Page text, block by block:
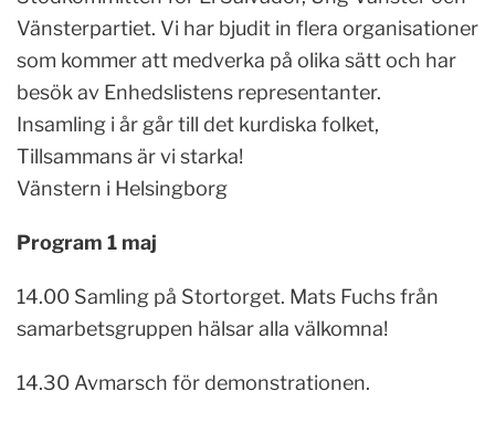
Vänsterpartiet. Vi har bjudit in flera organisationer
som kommer att medverka på olika sätt och har
besök av Enhedslistens representanter.
Insamling i år går till det kurdiska folket,
Tillsammans är vi starka!
Vänstern i Helsingborg
Program 1 maj
14.00 Samling på Stortorget. Mats Fuchs från
samarbetsgruppen hälsar alla välkomna!
14.30 Avmarsch för demonstrationen.